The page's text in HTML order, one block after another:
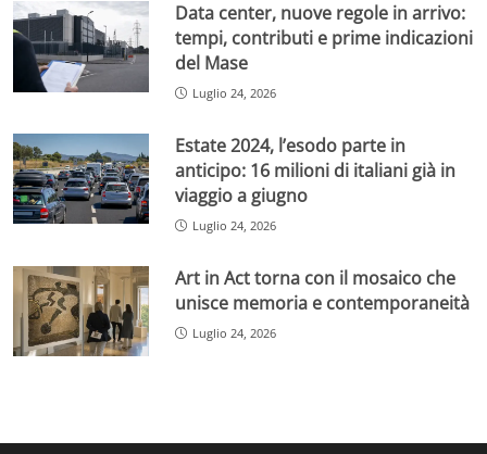
Data center, nuove regole in arrivo:
tempi, contributi e prime indicazioni
del Mase
Luglio 24, 2026
Estate 2024, l’esodo parte in
anticipo: 16 milioni di italiani già in
viaggio a giugno
Luglio 24, 2026
Art in Act torna con il mosaico che
unisce memoria e contemporaneità
Luglio 24, 2026